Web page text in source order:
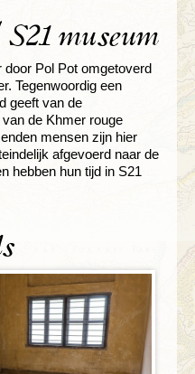
museum
Pol Pot omgetoverd
Tegenwoordig een
geeft van de
de Khmer rouge
mensen zijn hier
afgevoerd naar de
hebben hun tijd in S21